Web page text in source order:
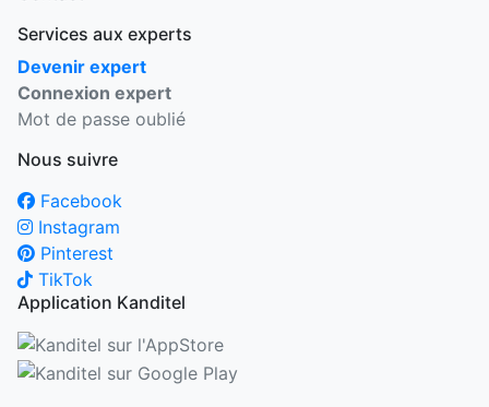
Services aux experts
Devenir expert
Connexion expert
Mot de passe oublié
Nous suivre
Facebook
Instagram
Pinterest
TikTok
Application Kanditel